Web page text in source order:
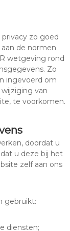
zo goed
de normen
wetgeving rond
Zo
ingevoerd om
van
te voorkomen.
doordat u
u deze bij het
zelf aan ons
gebruikt:
diensten;